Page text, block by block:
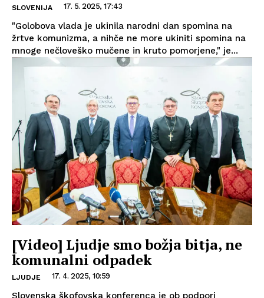
SLOVENIJA 17. 5. 2025, 17:43
"Golobova vlada je ukinila narodni dan spomina na
žrtve komunizma, a nihče ne more ukiniti spomina na
mnoge nečloveško mučene in kruto pomorjene," je...
[Video] Ljudje smo božja bitja, ne
komunalni odpadek
LJUDJE 17. 4. 2025, 10:59